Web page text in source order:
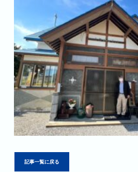
記事一覧に戻る